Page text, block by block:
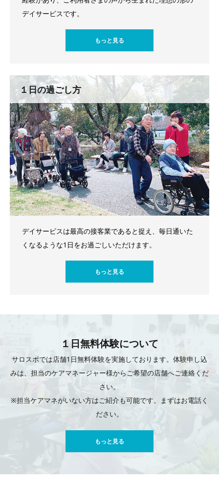
デイサービスです。
もっと見る
１日の過ごし方
デイサービスは最高の接客業であると捉え、毎日通いた
くなるような1日をお過ごしいただけます。
もっと見る
１日無料体験について
サロスポでは店舗1日無料体験を実施しております。体験申し込
みは、担当のケアマネージャー様からご希望の店舗へご連絡くだ
さい。
※担当ケアマネがいない方はご紹介も可能です。まずはお電話く
ださい。
もっと見る